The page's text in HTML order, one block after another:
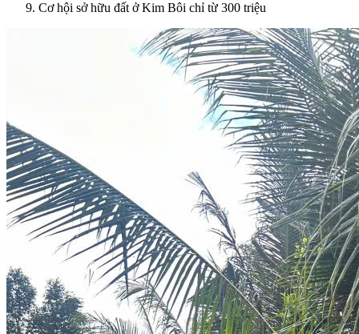
Cơ hội sở hữu đất ở Kim Bôi chỉ từ 300 triệu